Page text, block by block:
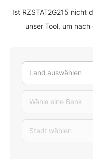
Ist RZSTAT2G215 nicht
unser Tool, um
Land auswählen
Wähle eine Bank
Stadt wählen